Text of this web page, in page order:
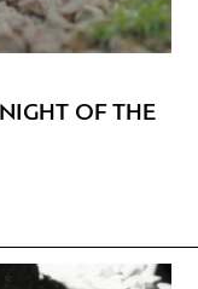
OF THE